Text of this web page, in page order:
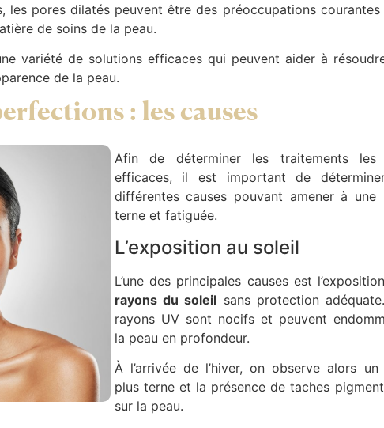
les pores dilatés peuvent être des préoccupations courantes
de soins de la peau.
variété de solutions efficaces qui peuvent aider à
de la peau.
: les causes
Afin de déterminer les traitements les
efficaces, il est important de
différentes causes pouvant amener à une
terne et fatiguée.
L’exposition au soleil
L’une des principales causes est
rayons du soleil sans protection
rayons UV sont nocifs et peuvent
la peau en profondeur.
À l’arrivée de l’hiver, on observe alors un
plus terne et la présence de taches
sur la peau.